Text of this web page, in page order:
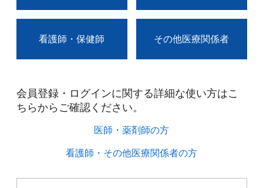
看護師・保健師 その他医療関係者
会員登録・ログインに関する詳細な使い方はこ
ちらからご確認ください。​
医師・薬剤師の方​
看護師・その他医療関係者の方​